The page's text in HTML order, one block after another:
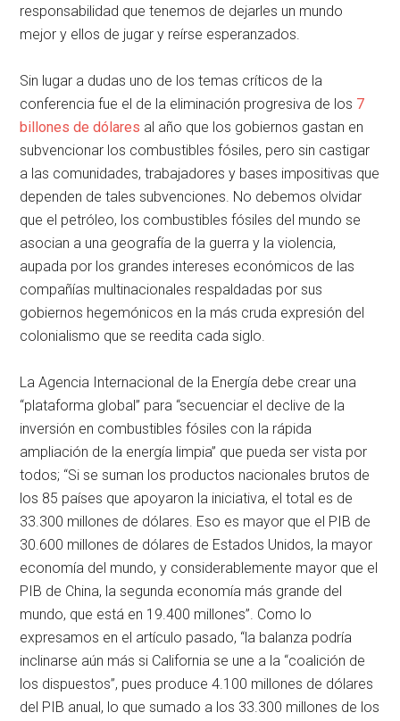
responsabilidad que tenemos de dejarles un mundo
mejor y ellos de jugar y reírse esperanzados.
Sin lugar a dudas uno de los temas críticos de la
conferencia fue el de la eliminación progresiva de los 7
billones de dólares al año que los gobiernos gastan en
subvencionar los combustibles fósiles, pero sin castigar
a las comunidades, trabajadores y bases impositivas que
dependen de tales subvenciones. No debemos olvidar
que el petróleo, los combustibles fósiles del mundo se
asocian a una geografía de la guerra y la violencia,
aupada por los grandes intereses económicos de las
compañías multinacionales respaldadas por sus
gobiernos hegemónicos en la más cruda expresión del
colonialismo que se reedita cada siglo.
La Agencia Internacional de la Energía debe crear una
“plataforma global” para “secuenciar el declive de la
inversión en combustibles fósiles con la rápida
ampliación de la energía limpia” que pueda ser vista por
todos; “Si se suman los productos nacionales brutos de
los 85 países que apoyaron la iniciativa, el total es de
33.300 millones de dólares. Eso es mayor que el PIB de
30.600 millones de dólares de Estados Unidos, la mayor
economía del mundo, y considerablemente mayor que el
PIB de China, la segunda economía más grande del
mundo, que está en 19.400 millones”. Como lo
expresamos en el artículo pasado, “la balanza podría
inclinarse aún más si California se une a la “coalición de
los dispuestos”, pues produce 4.100 millones de dólares
del PIB anual, lo que sumado a los 33.300 millones de los